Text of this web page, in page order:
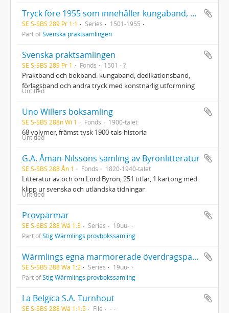
Tryck före 1955 som innehåller kungaband, dedikationsband, förlagsband och andra tryck med konstnärlig utformning
SE S-SBS 289 Pr 1:1 Series
1501-1955
Part ofSvenska praktsamlingen
Svenska praktsamlingen
SE S-SBS 289 Pr 1 Fonds 1501 - ?
Praktband och bokband: kungaband, dedikationsband,
förlagsband och andra tryck med konstnärlig utformning
Untitled
Uno Willers boksamling
SE S-SBS 288n Wi 1 Fonds 1900-talet
68 volymer, främst tysk 1900-tals-historia
Untitled
G.A. Åman-Nilssons samling av Byronlitteratur
SE S-SBS 288 Ån 1 Fonds 1820-1940-talet
Litteratur av och om Lord Byron, 251 titlar, 1 kartong med
klipp ur svenska och utländska tidningar
Untitled
Provpärmar
SE S-SBS 288 Wä 1:3 Series
19uu-
Part ofStig Wärmlings provbokssamling
Wärmlings egna marmorerade överdragspapper
SE S-SBS 288 Wä 1:2 Series
19uu-
Part ofStig Wärmlings provbokssamling
La Belgica S.A. Turnhout
SE S-SBS 288 Wä 1:1:5 File
-